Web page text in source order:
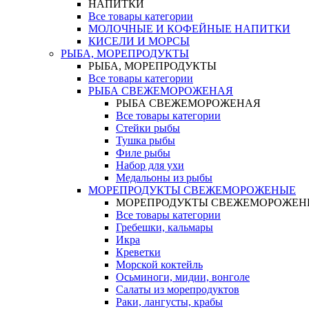
НАПИТКИ
Все товары категории
МОЛОЧНЫЕ И КОФЕЙНЫЕ НАПИТКИ
КИСЕЛИ И МОРСЫ
РЫБА, МОРЕПРОДУКТЫ
РЫБА, МОРЕПРОДУКТЫ
Все товары категории
РЫБА СВЕЖЕМОРОЖЕНАЯ
РЫБА СВЕЖЕМОРОЖЕНАЯ
Все товары категории
Стейки рыбы
Тушка рыбы
Филе рыбы
Набор для ухи
Медальоны из рыбы
МОРЕПРОДУКТЫ СВЕЖЕМОРОЖЕНЫЕ
МОРЕПРОДУКТЫ
Все товары категории
Гребешки, кальмары
Икра
Креветки
Морской коктейль
Осьминоги, мидии, вонголе
Салаты из морепродуктов
Раки, лангусты, крабы